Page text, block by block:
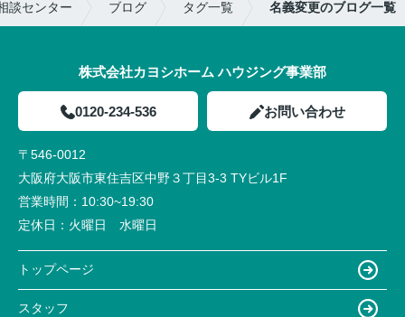
談センター ブログ タグ一覧 名義変更のブログ一覧
株式会社カヨシホーム ハウジング事業部
0120-234-536 お問い合わせ
〒546-0012
大阪府大阪市東住吉区中野３丁目3-3 TYビル1F
営業時間： 10:30~19:30
定休日： 火曜日 水曜日
トップページ
スタッフ